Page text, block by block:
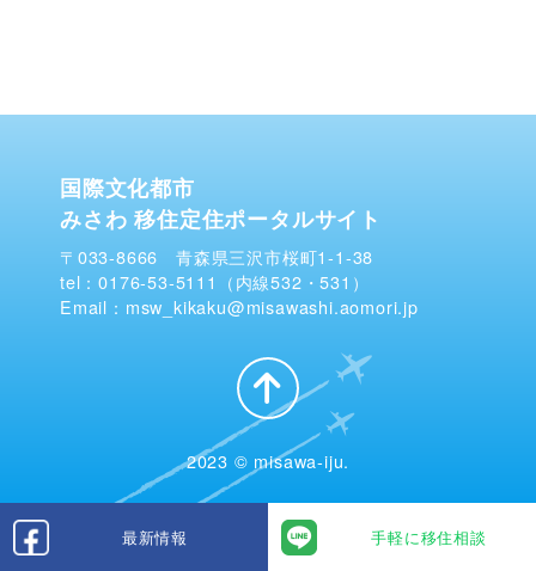
最新情報 手軽に移住相談
国際文化都市
みさわ 移住定住ポータルサイト
〒033-8666 青森県三沢市桜町1-1-38
tel：0176-53-5111（内線532・531）
Email：msw_kikaku@misawashi.aomori.jp
2023 © misawa-iju.